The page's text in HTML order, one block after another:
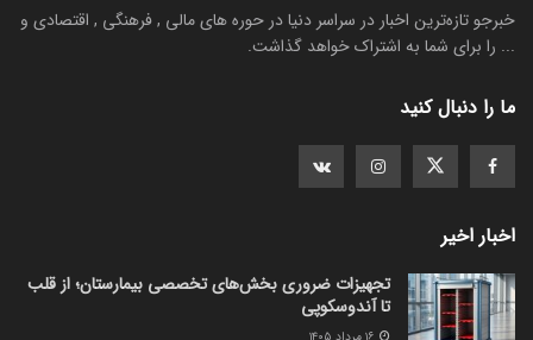
خبرجو تازه‌ترین اخبار در سراسر دنیا در حوره های مالی , فرهنگی , اقتصادی و
... را برای شما به اشتراک خواهد گذاشت.
ما را دنبال کنید
اخبار اخیر
تجهیزات ضروری بخش‌های تخصصی بیمارستان؛ از قلب
تا آندوسکوپی